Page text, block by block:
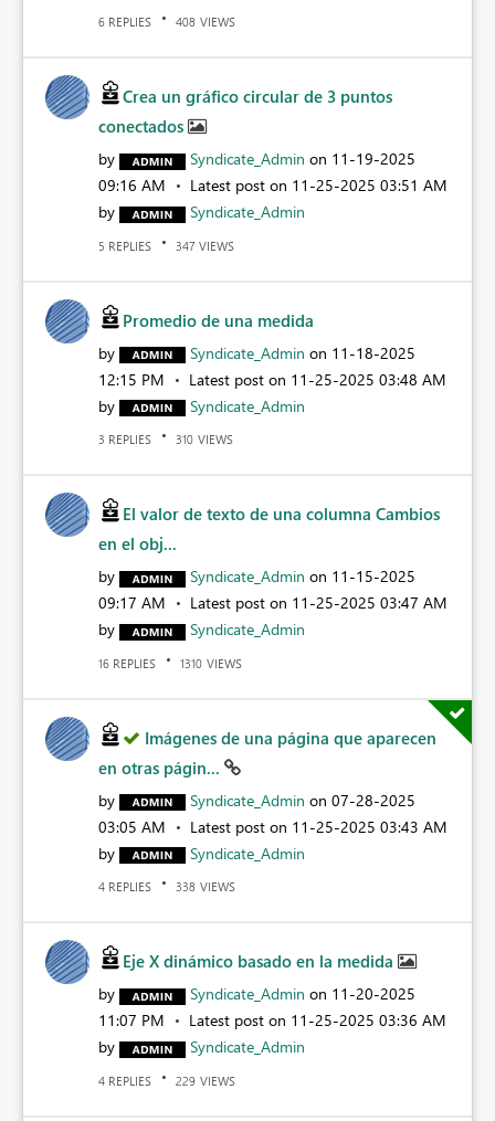
6 REPLIES 408 VIEWS
Crea un gráfico circular de 3 puntos
conectados
by Syndicate_Admin on ‎11-19-2025
09:16 AM
Latest post on ‎11-25-2025 03:51 AM
by
Syndicate_Admin
5 REPLIES 347 VIEWS
Promedio de una medida
by Syndicate_Admin on ‎11-18-2025
12:15 PM
Latest post on ‎11-25-2025 03:48 AM
by
Syndicate_Admin
3 REPLIES 310 VIEWS
El valor de texto de una columna Cambios
en el obj...
by Syndicate_Admin on ‎11-15-2025
09:17 AM
Latest post on ‎11-25-2025 03:47 AM
by
Syndicate_Admin
16 REPLIES 1310 VIEWS
Imágenes de una página que aparecen
en otras págin...
by Syndicate_Admin on ‎07-28-2025
03:05 AM
Latest post on ‎11-25-2025 03:43 AM
by
Syndicate_Admin
4 REPLIES 338 VIEWS
Eje X dinámico basado en la medida
by Syndicate_Admin on ‎11-20-2025
11:07 PM
Latest post on ‎11-25-2025 03:36 AM
by
Syndicate_Admin
4 REPLIES 229 VIEWS